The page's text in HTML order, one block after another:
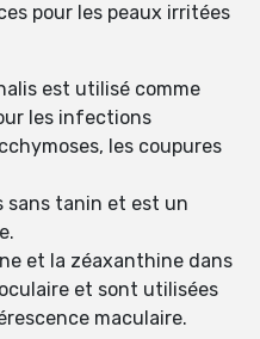
pour les peaux irritées
est utilisé comme
les infections
les coupures
sans tanin et est un
et la zéaxanthine dans
et sont utilisées
maculaire.